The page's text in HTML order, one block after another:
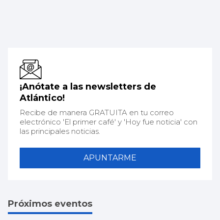
¡Anótate a las newsletters de
Atlántico!
Recibe de manera GRATUITA en tu correo
electrónico 'El primer café' y 'Hoy fue noticia' con
las principales noticias.
APUNTARME
Próximos eventos